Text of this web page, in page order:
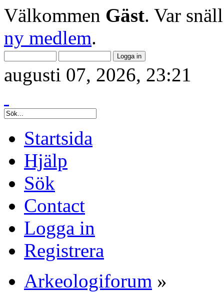
Välkommen Gäst. Var
ny medlem.
augusti 07, 2026, 23:21
Startsida
Hjälp
Sök
Contact
Logga in
Registrera
Arkeologiforum »